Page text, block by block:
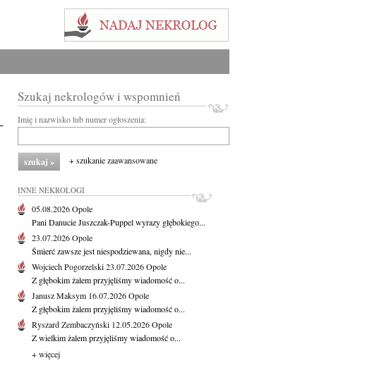
Szukaj nekrologów i wspomnień
Imię i nazwisko lub numer ogłoszenia:
+ szukanie zaawansowane
INNE NEKROLOGI
05.08.2026Opole
Pani Danucie Juszczak-Puppel wyrazy głębokiego...
23.07.2026Opole
Śmierć zawsze jest niespodziewana, nigdy nie...
Wojciech Pogorzelski23.07.2026Opole
Z głębokim żalem przyjęliśmy wiadomość o...
Janusz Maksym 16.07.2026Opole
Z głębokim żalem przyjęliśmy wiadomość o...
Ryszard Zembaczyński 12.05.2026Opole
Z wielkim żalem przyjęliśmy wiadomość o...
+ więcej